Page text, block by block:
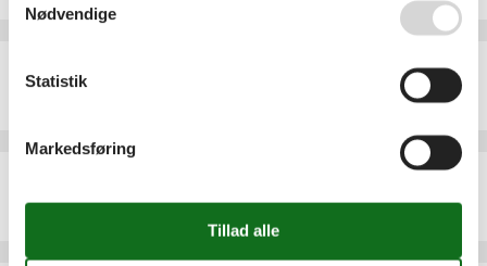
Emne nr.:552-186792
Ferielejlighed - 3 personer - Goethestraße - 17419 - Ahlbeck (Seebad)
Emne nr.:552-106061
Nødvendige
Statistik
Markedsføring